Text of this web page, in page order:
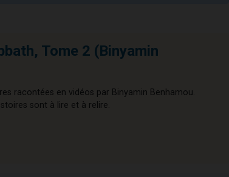
Tome 2 (Binyamin
racontées en vidéos par Binyamin Benhamou.
sont à lire et à relire.